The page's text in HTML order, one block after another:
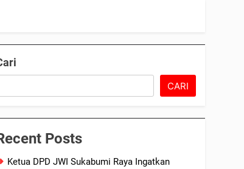
CARI
Posts
Ketua DPD JWI Sukabumi Raya Ingatkan